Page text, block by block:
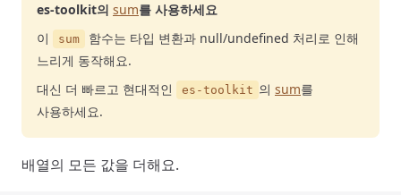
es-toolkit의 sum를 사용하세요
이
sum
함수는 타입 변환과 null/undefined 처리로 인해
느리게 동작해요.
대신 더 빠르고 현대적인
es-toolkit 의 sum를
사용하세요.
배열의 모든 값을 더해요.